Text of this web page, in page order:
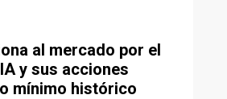
al mercado por el
y sus acciones
mínimo histórico